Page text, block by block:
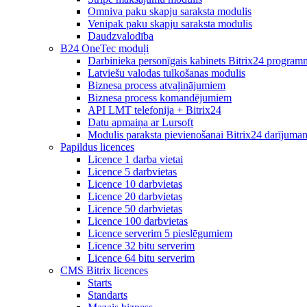
Omniva paku skapju saraksta modulis
Venipak paku skapju saraksta modulis
Daudzvalodība
B24 OneTec moduļi
Darbinieka personīgais kabinets Bitrix24
Latviešu valodas tulkošanas modulis
Biznesa process atvaļinājumiem
Biznesa process komandējumiem
API LMT telefonija + Bitrix24
Datu apmaiņa ar Lursoft
Modulis paraksta pievienošanai Bitrix24
Papildus licences
Licence 1 darba vietai
Licence 5 darbvietas
Licence 10 darbvietas
Licence 20 darbvietas
Licence 50 darbvietas
Licence 100 darbvietas
Licence serverim 5 pieslēgumiem
Licence 32 bitu serverim
Licence 64 bitu serverim
CMS Bitrix licences
Starts
Standarts